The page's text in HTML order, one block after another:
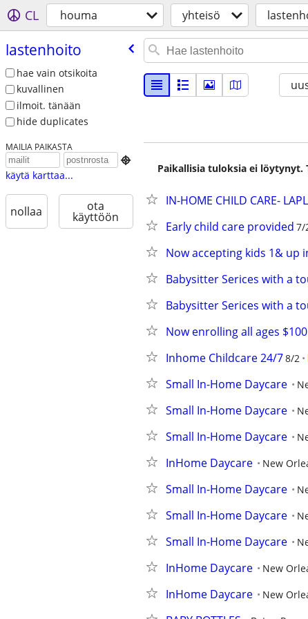
CL houma yhteisö
lastenhoito
hae vain otsikoita
kuvallinen
ilmoit. tänään
hide duplicates
MAILIA PAIKASTA

käytä karttaa...
nollaa ota
käyttöön
Paikallisia tuloksia ei löytynyt.
IN-HOME CHILD CARE-
Early child care provided 7/
Now accepting kids 1& up
Babysitter Serices with a
Babysitter Serices with a
Now enrolling all ages
Inhome Childcare 24/78/2
Small In-Home Daycare
Small In-Home Daycare
Small In-Home Daycare
InHome Daycare New
Small In-Home Daycare
Small In-Home Daycare
Small In-Home Daycare
InHome Daycare New
InHome Daycare New